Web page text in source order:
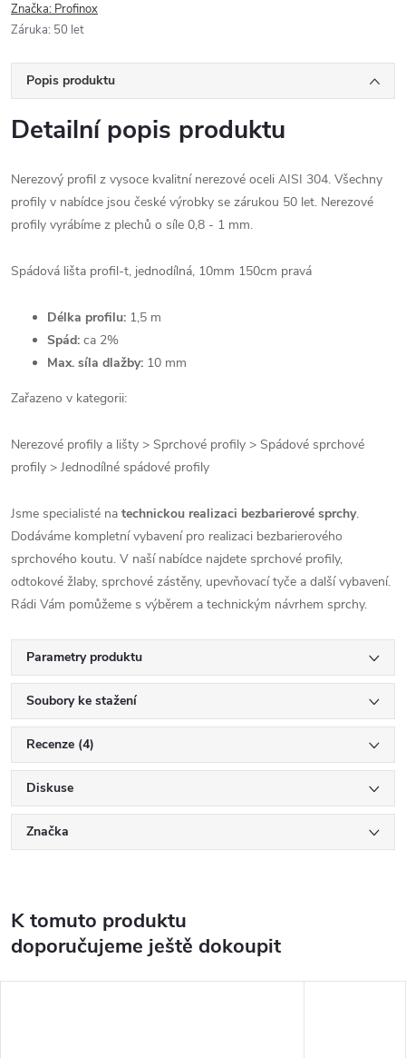
Značka: Profinox
Záruka: 50 let
Popis produktu
Detailní popis produktu
Nerezový profil z vysoce kvalitní nerezové oceli AISI 304. Všechny
profily v nabídce jsou české výrobky se zárukou 50 let. Nerezové
profily vyrábíme z plechů o síle 0,8 - 1 mm.
Spádová lišta profil-t, jednodílná, 10mm 150cm pravá
Délka profilu: 1,5 m
Spád: ca 2%
Max. síla dlažby: 10 mm
Zařazeno v kategorii:
Nerezové profily a lišty > Sprchové profily > Spádové sprchové
profily > Jednodílné spádové profily
Jsme specialisté na technickou realizaci bezbarierové sprchy.
Dodáváme kompletní vybavení pro realizaci bezbarierového
sprchového koutu. V naší nabídce najdete sprchové profily,
odtokové žlaby, sprchové zástěny, upevňovací tyče a další vybavení.
Rádi Vám pomůžeme s výběrem a technickým návrhem sprchy.
Parametry produktu
Soubory ke stažení
Recenze (4)
Diskuse
Značka
K tomuto produktu
doporučujeme ještě dokoupit